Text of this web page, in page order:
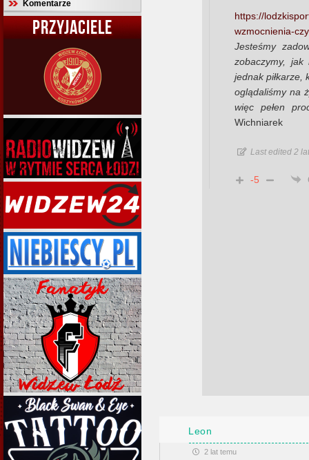
Komentarze
PRZYJACIELE
https://
wzmocnienia-
Jesteśmy
zobaczymy,
jednak piłkarze,
oglądaliśmy na
więc pełen
Wichniarek
Last edited 2
-5
Leon
2 lat temu